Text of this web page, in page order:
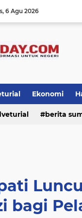
6 Agu 2026
Ekonomi
berita
bagi